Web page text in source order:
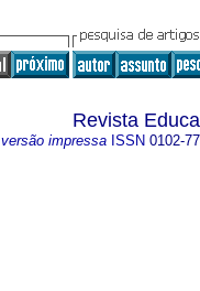
Revista
versão impressa ISSN 0102-